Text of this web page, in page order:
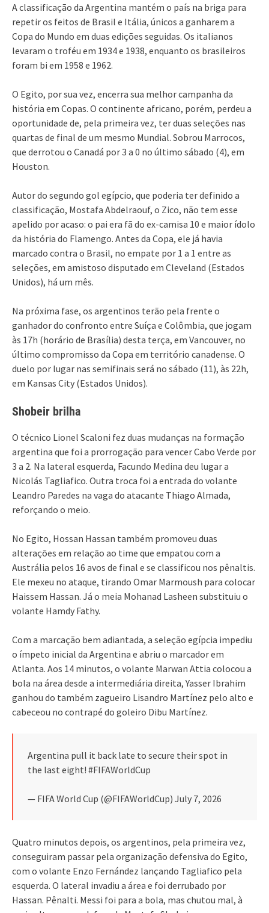
A classificação da Argentina mantém o país na briga para
repetir os feitos de Brasil e Itália, únicos a ganharem a
Copa do Mundo em duas edições seguidas. Os italianos
levaram o troféu em 1934 e 1938, enquanto os brasileiros
foram bi em 1958 e 1962.
O Egito, por sua vez, encerra sua melhor campanha da
história em Copas. O continente africano, porém, perdeu a
oportunidade de, pela primeira vez, ter duas seleções nas
quartas de final de um mesmo Mundial. Sobrou Marrocos,
que derrotou o Canadá por 3 a 0 no último sábado (4), em
Houston.
Autor do segundo gol egípcio, que poderia ter definido a
classificação, Mostafa Abdelraouf, o Zico, não tem esse
apelido por acaso: o pai era fã do ex-camisa 10 e maior ídolo
da história do Flamengo. Antes da Copa, ele já havia
marcado contra o Brasil, no empate por 1 a 1 entre as
seleções, em amistoso disputado em Cleveland (Estados
Unidos), há um mês.
Na próxima fase, os argentinos terão pela frente o
ganhador do confronto entre Suíça e Colômbia, que jogam
às 17h (horário de Brasília) desta terça, em Vancouver, no
último compromisso da Copa em território canadense. O
duelo por lugar nas semifinais será no sábado (11), às 22h,
em Kansas City (Estados Unidos).
Shobeir brilha
O técnico Lionel Scaloni fez duas mudanças na formação
argentina que foi a prorrogação para vencer Cabo Verde por
3 a 2. Na lateral esquerda, Facundo Medina deu lugar a
Nicolás Tagliafico. Outra troca foi a entrada do volante
Leandro Paredes na vaga do atacante Thiago Almada,
reforçando o meio.
No Egito, Hossan Hassan também promoveu duas
alterações em relação ao time que empatou com a
Austrália pelos 16 avos de final e se classificou nos pênaltis.
Ele mexeu no ataque, tirando Omar Marmoush para colocar
Haissem Hassan. Já o meia Mohanad Lasheen substituiu o
volante Hamdy Fathy.
Com a marcação bem adiantada, a seleção egípcia impediu
o ímpeto inicial da Argentina e abriu o marcador em
Atlanta. Aos 14 minutos, o volante Marwan Attia colocou a
bola na área desde a intermediária direita, Yasser Ibrahim
ganhou do também zagueiro Lisandro Martínez pelo alto e
cabeceou no contrapé do goleiro Dibu Martínez.
Argentina pull it back late to secure their spot in
the last eight! #FIFAWorldCup
— FIFA World Cup (@FIFAWorldCup) July 7, 2026
Quatro minutos depois, os argentinos, pela primeira vez,
conseguiram passar pela organização defensiva do Egito,
com o volante Enzo Fernández lançando Tagliafico pela
esquerda. O lateral invadiu a área e foi derrubado por
Hassan. Pênalti. Messi foi para a bola, mas chutou mal, à